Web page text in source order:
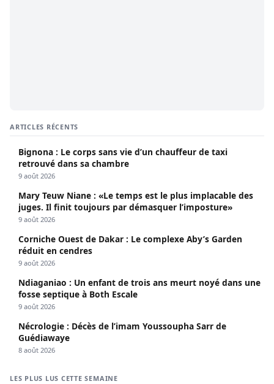
ARTICLES RÉCENTS
Bignona : Le corps sans vie d’un chauffeur de taxi
retrouvé dans sa chambre
9 août 2026
Mary Teuw Niane : «Le temps est le plus implacable des
juges. Il finit toujours par démasquer l’imposture»
9 août 2026
Corniche Ouest de Dakar : Le complexe Aby’s Garden
réduit en cendres
9 août 2026
Ndiaganiao : Un enfant de trois ans meurt noyé dans une
fosse septique à Both Escale
9 août 2026
Nécrologie : Décès de l’imam Youssoupha Sarr de
Guédiawaye
8 août 2026
LES PLUS LUS CETTE SEMAINE